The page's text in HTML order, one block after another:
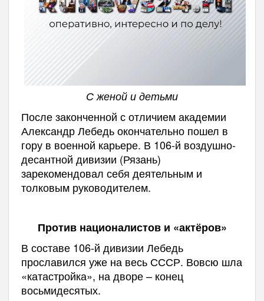
С женой и детьми
После законченной с отличием академии
Александр Лебедь окончательно пошел в
гору в военной карьере. В 106-й воздушно-
десантной дивизии (Рязань)
зарекомендовал себя деятельным и
толковым руководителем.
Против националистов и «актёров»
В составе 106-й дивизии Лебедь
прославился уже на весь СССР. Вовсю шла
«катастройка», на дворе – конец
восьмидесятых.